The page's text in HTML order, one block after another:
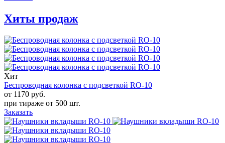
Хиты продаж
Хит
Беспроводная колонка с подсветкой RO-10
от 1170 руб.
при тираже от 500 шт.
Заказать